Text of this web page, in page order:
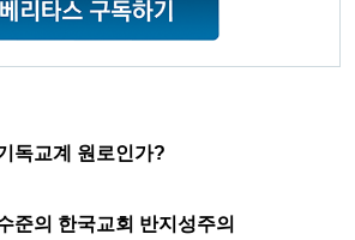
독교계 원로인가?
준의 한국교회 반지성주의